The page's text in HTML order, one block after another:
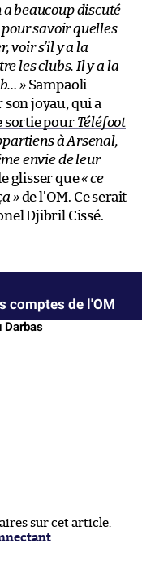
a beaucoup discuté
pour savoir quelles
voir s’il y a la
les clubs. Il y a la
»Sampaoli
son joyau, qui a
sortie pour Téléfoot
à Arsenal,
envie de leur
glisser que« ce
»de l’OM. Ce serait
Djibril Cissé.
comptes de l'OM
Darbas
sur cet article.
.